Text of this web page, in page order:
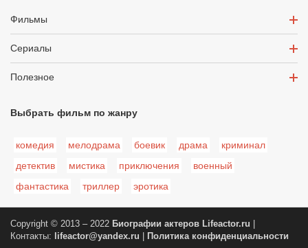
Фильмы
Сериалы
Полезное
Выбрать фильм по жанру
комедия мелодрама боевик драма
криминал
детектив
мистика приключения
военный
фантастика
триллер эротика
Copyright © 2013 – 2022 Биографии актеров Lifeactor.ru
Контакты:
lifeactor@yandex.ru Политика конфиденциальности